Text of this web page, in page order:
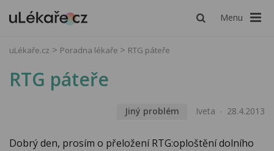
Menu
uLékaře.cz Poradna lékaře RTG páteře
RTG páteře
Jiný problém Iveta 28.4.2013
Dobrý den, prosím o přeložení RTG:oploštění dolního